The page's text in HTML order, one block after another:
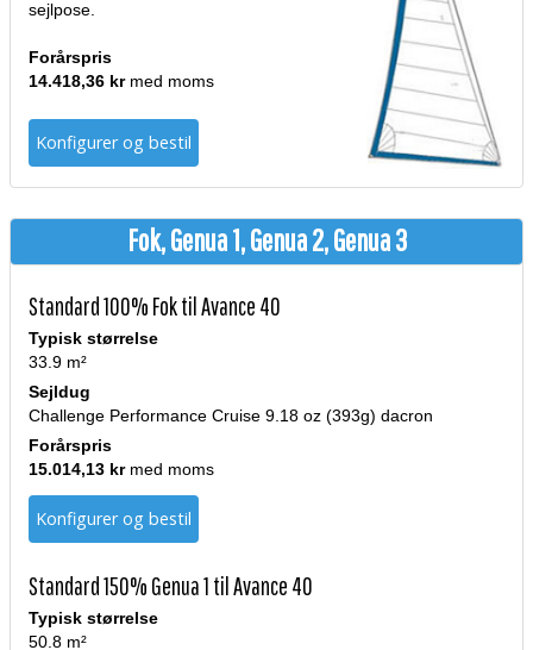
sejlpose.
Forårspris
14.418,36 krmed moms
Konfigurer og bestil
Fok, Genua 1, Genua 2, Genua 3
Standard 100% Fok til Avance 40
Typisk størrelse
33.9 m²
Sejldug
Challenge Performance Cruise 9.18 oz (393g) dacron
Forårspris
15.014,13 krmed moms
Konfigurer og bestil
Standard 150% Genua 1 til Avance 40
Typisk størrelse
50.8 m²